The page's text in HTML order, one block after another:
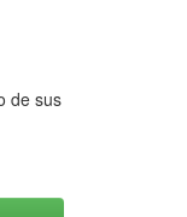
de sus